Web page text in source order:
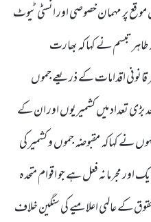
پر مہمان خصوصی اور انسٹی ٹیوٹ
تبسم نے کہا کہ بھارت
اور غیر قانونی اقدامات کے ذریعے جموں
تعداد میں کشمیریوں اور ان کے
نے کہاکہ مقبوضہ جموں و کشمیر کی
اور مجرمانہ فعل ہے جو اقوام متحدہ
کے عالمی اعلامیے کی سنگین خلاف